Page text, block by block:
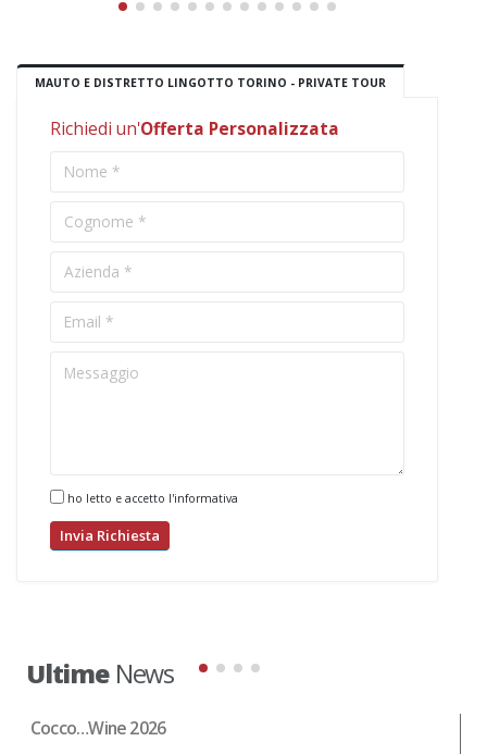
MAUTO E DISTRETTO LINGOTTO TORINO - PRIVATE TOUR
Richiedi un'Offerta Personalizzata
ho letto e accetto l'informativa
UltimeNews
Cocco…Wine 2026